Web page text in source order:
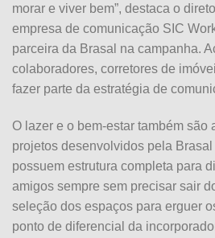
morar e viver bem”, destaca o
empresa de comunicação SIC
parceira da Brasal na campanha.
colaboradores, corretores de
fazer parte da estratégia de
O lazer e o bem-estar também são
projetos desenvolvidos pela
possuem estrutura completa para
amigos sempre sem precisar sair
seleção dos espaços para erguer
ponto de diferencial da